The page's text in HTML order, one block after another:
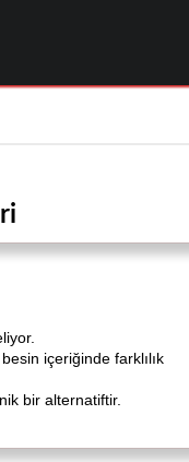
içeriğinde farklılık
bir alternatiftir.